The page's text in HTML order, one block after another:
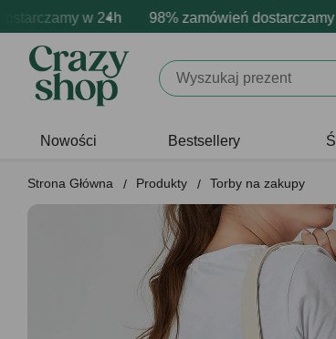
w 24h 98% zamówień dostarczamy w
personalizacja produktów Profesjonalna i
emocje - zawsze udane prezenty
Nowości Bestsellery
Strona Główna Produkty
Torby na zakupy